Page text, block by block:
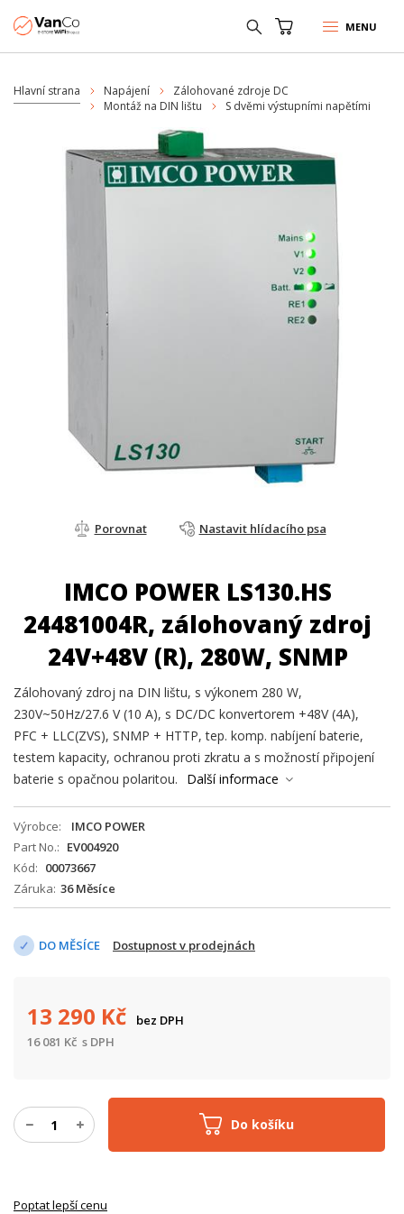
MENU
Hlavní strana Napájení
Zálohované zdroje DC
Montáž na DIN lištu
S dvěmi výstupními napětími
Porovnat Nastavit hlídacího psa
IMCO POWER LS130.HS
24481004R, zálohovaný zdroj
24V+48V (R), 280W, SNMP
Zálohovaný zdroj na DIN lištu, s výkonem 280 W,
230V~50Hz/27.6 V (10 A), s DC/DC konvertorem +48V (4A),
PFC + LLC(ZVS), SNMP + HTTP, tep. komp. nabíjení baterie,
testem kapacity, ochranou proti zkratu a s možností připojení
baterie s opačnou polaritou.
Další informace
Výrobce
IMCO POWER
Part No.
EV004920
Kód
00073667
Záruka 36 Měsíce
DO MĚSÍCE Dostupnost v prodejnách
Do košíku
13 290 Kč
bez DPH
16 081 Kč s DPH
Poptat lepší cenu